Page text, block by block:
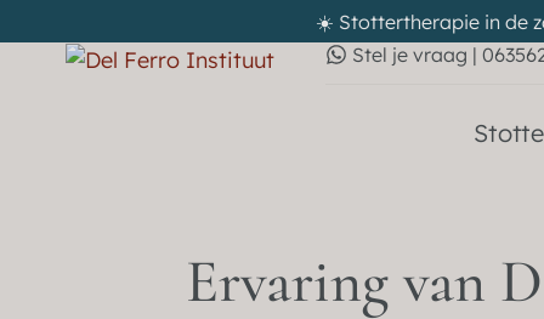
☀️ Stottertherapie in de
Stel je vraag |
Ervaring van